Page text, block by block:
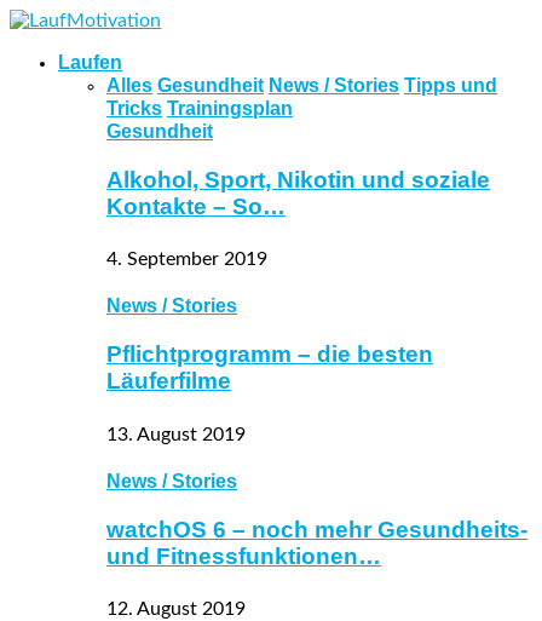
Laufen
Alles Gesundheit News / Stories Tipps und
Tricks Trainingsplan
Gesundheit
Alkohol, Sport, Nikotin und soziale
Kontakte – So…
4. September 2019
News / Stories
Pflichtprogramm – die besten
Läuferfilme
13. August 2019
News / Stories
watchOS 6 – noch mehr Gesundheits-
und Fitnessfunktionen…
12. August 2019